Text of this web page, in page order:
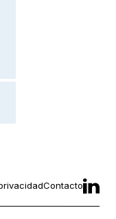
Contacto